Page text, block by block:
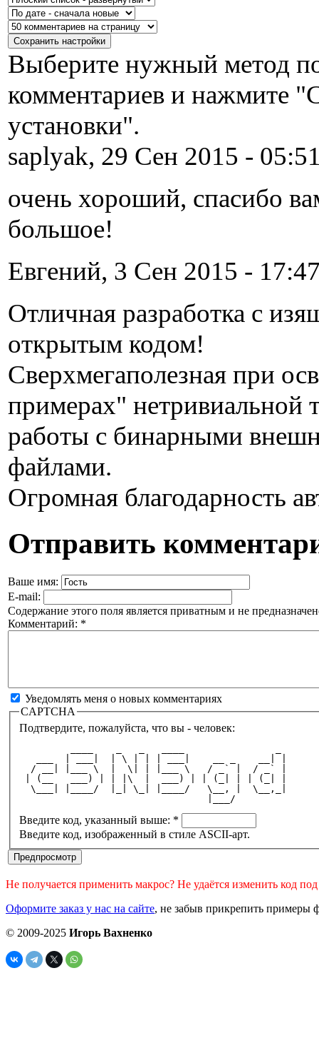
Выберите нужный метод
комментариев и нажмите
установки".
saplyak, 29 Сен 2015 -
очень хороший, спасибо
большое!
Евгений, 3 Сен 2015 -
Отличная разработка с
открытым кодом!
Сверхмегаполезная при
примерах" нетривиальной
работы с бинарными
файлами.
Огромная благодарность
Отправить
Ваше имя:
E-mail:
Содержание этого поля является приватным и не
Комментарий: *
Уведомлять меня о новых комментариях
CAPTCHA
Подтвердите, пожалуйста, что вы - человек:
   ___  | ___|  | \ | | | ___|    __ _    __| |
  / __| |___ \  |  \| | |___ \   / _` |  / _` |
| (__   ___) | | |\  |  ___) | | (_| | | (_| |
  \___| |____/  |_| \_| |____/   \__, |  \__,_|
                                 |___/
Введите код, указанный выше: *
Введите код, изображенный в стиле ASCII-арт.
Не получается применить макрос? Не удаётся изменить код
Оформите заказ у нас на сайте, не забыв прикрепить примеры
© 2009-2025 Игорь Вахненко